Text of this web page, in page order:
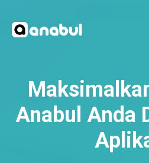
Anabul Anda